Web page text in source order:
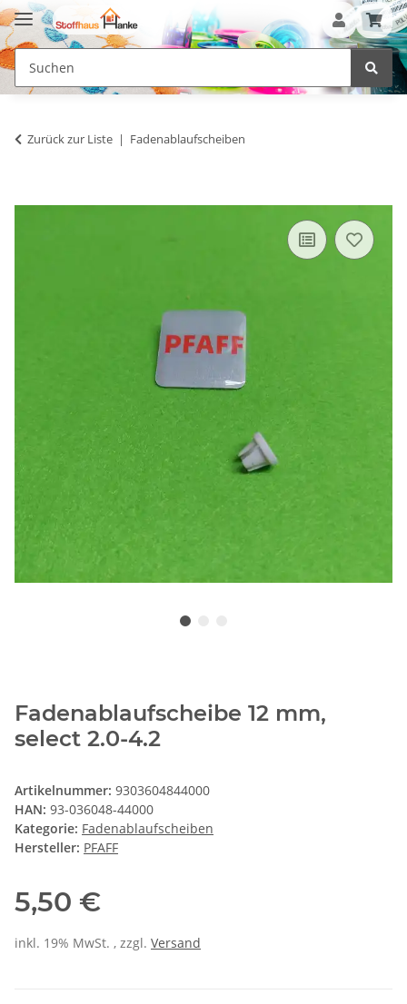
Zurück zur Liste Fadenablaufscheiben
Fadenablaufscheibe 12 mm,
select 2.0-4.2
Artikelnummer: 9303604844000
HAN: 93-036048-44000
Kategorie: Fadenablaufscheiben
Hersteller: PFAFF
5,50 €
inkl. 19% MwSt. , zzgl. Versand